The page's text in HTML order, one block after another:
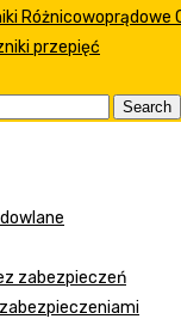
Różnicowoprądowe
przepięć
zabezpieczeń